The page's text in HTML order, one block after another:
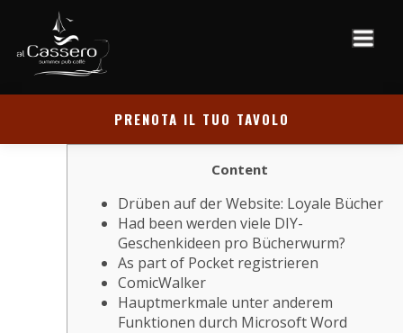
PRENOTA IL TUO TAVOLO
Content
Drüben auf der Website: Loyale Bücher
Had been werden viele DIY-
Geschenkideen pro Bücherwurm?
As part of Pocket registrieren
ComicWalker
Hauptmerkmale unter anderem
Funktionen durch Microsoft Word